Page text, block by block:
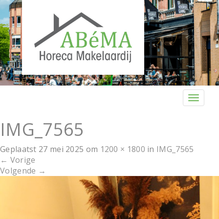
T
a
v
g
IMG_7565
Geplaatst 27 mei 2025 om 1200 × 1800 in IMG_7565
← Vorige
Volgende →